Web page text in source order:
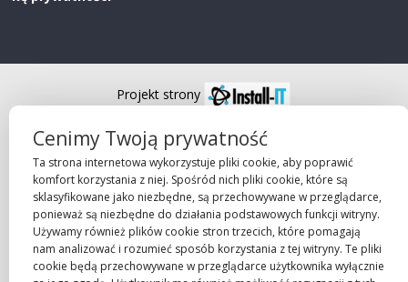
Projekt strony
Cenimy Twoją prywatność
Ta strona internetowa wykorzystuje pliki cookie, aby poprawić
komfort korzystania z niej. Spośród nich pliki cookie, które są
sklasyfikowane jako niezbędne, są przechowywane w przeglądarce,
ponieważ są niezbędne do działania podstawowych funkcji witryny.
Używamy również plików cookie stron trzecich, które pomagają
nam analizować i rozumieć sposób korzystania z tej witryny. Te pliki
cookie będą przechowywane w przeglądarce użytkownika wyłącznie